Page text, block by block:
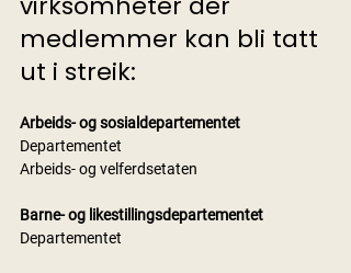
medlemmer kan bli tatt
ut i streik:
Arbeids- og sosialdepartementet
Departementet
Arbeids- og velferdsetaten
Barne- og likestillingsdepartementet
Departementet